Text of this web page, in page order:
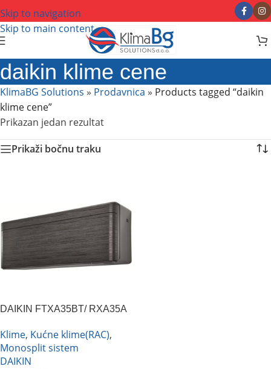
Skip to navigation
Skip to main content
daikin klime cene
KlimaBG Solutions » Prodavnica » Products tagged “daikin
klime cene”
Prikazan jedan rezultat
Prikaži bočnu traku
DAIKIN FTXA35BT/ RXA35A
Klime, Kućne klime(RAC),
Monosplit sistem
DAIKIN